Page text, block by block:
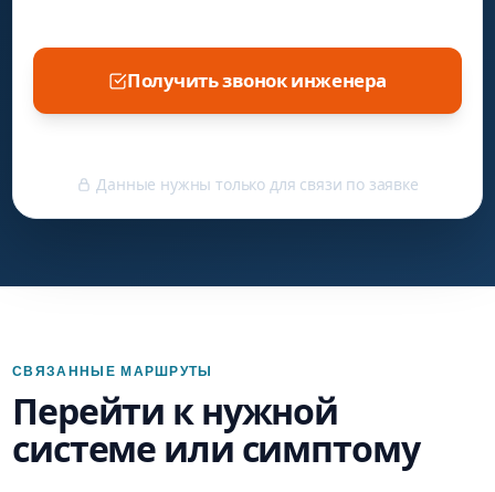
Получить звонок инженера
Данные нужны только для связи по заявке
СВЯЗАННЫЕ МАРШРУТЫ
Перейти к нужной
системе или симптому